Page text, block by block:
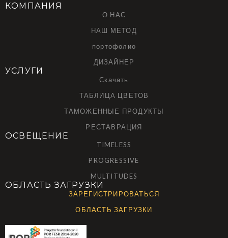
КОМПАНИЯ
О НАС
НАШ МЕТОД
портофолио
ДИЗАЙНЕР
УСЛУГИ
Скачать
ТАБЛИЦА ЦВЕТОВ
ТАМОЖЕННЫЕ ПРОДУКТЫ
РЕСТАВРАЦИЯ
ОСВЕЩЕНИЕ
TIMELESS
PROGRESSIVE
MULTITUDES
ОБЛАСТЬ ЗАГРУЗКИ
ЗАРЕГИСТРИРОВАТЬСЯ
ОБЛАСТЬ ЗАГРУЗКИ